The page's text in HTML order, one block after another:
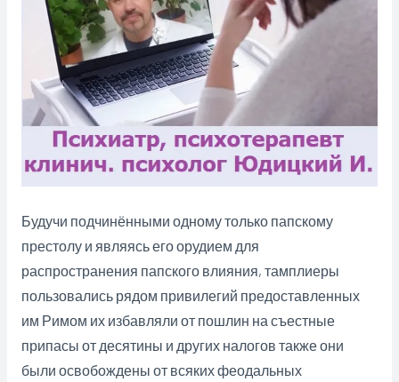
Будучи подчинёнными одному только папскому
престолу и являясь его орудием для
распространения папского влияния, тамплиеры
пользовались рядом привилегий предоставленных
им Римом их избавляли от пошлин на съестные
припасы от десятины и других налогов также они
были освобождены от всяких феодальных